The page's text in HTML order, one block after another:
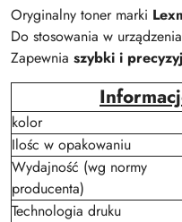
Oryginalny toner marki
Do stosowania w
Zapewnia szybki i
kolor
Ilośc w opakowaniu
Wydajność (wg normy
producenta)
Technologia druku